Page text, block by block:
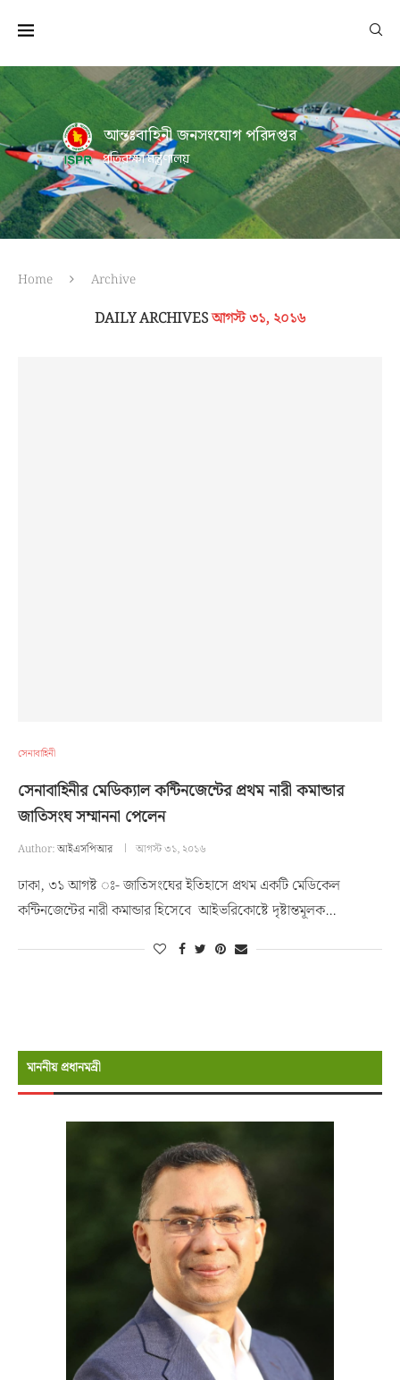
আন্তঃবাহিনী জনসংযোগ পরিদপ্তর
প্রতিরক্ষা মন্ত্রণালয়
Home Archive
DAILY ARCHIVESআগস্ট ৩১, ২০১৬
সেনাবাহিনী
সেনাবাহিনীর মেডিক্যাল কন্টিনজেন্টের প্রথম নারী কমান্ডার
জাতিসংঘ সম্মাননা পেলেন
Author:আইএসপিআর আগস্ট ৩১, ২০১৬
ঢাকা, ৩১ আগষ্ট ঃ- জাতিসংঘের ইতিহাসে প্রথম একটি মেডিকেল
কন্টিনজেন্টের নারী কমান্ডার হিসেবে আইভরিকোষ্টে দৃষ্টান্তমূলক…
মাননীয় প্রধানমন্রী